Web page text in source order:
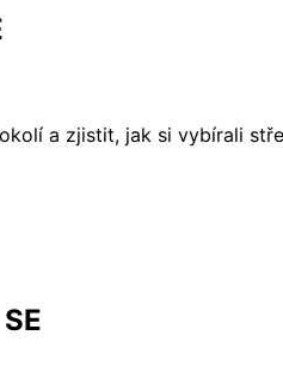
a zjistit, jak si vybírali